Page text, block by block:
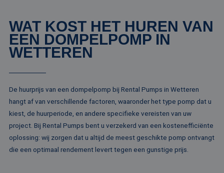
WAT KOST HET HUREN VAN
EEN DOMPELPOMP IN
WETTEREN
De huurprijs van een dompelpomp bij Rental Pumps in Wetteren
hangt af van verschillende factoren, waaronder het type pomp dat u
kiest, de huurperiode, en andere specifieke vereisten van uw
project. Bij Rental Pumps bent u verzekerd van een kostenefficiënte
oplossing: wij zorgen dat u altijd de meest geschikte pomp ontvangt
die een optimaal rendement levert tegen een gunstige prijs.
website gebruikt
over eventuele
Microsoft
Corporation
.linkedin.com
Dit is een
MSN 1st party
die zorgt voor de
goede werking
deze website.
SM
.c.clarity.ms Sessie
Dit is een
MSN 1st party
die we
het gebruik van